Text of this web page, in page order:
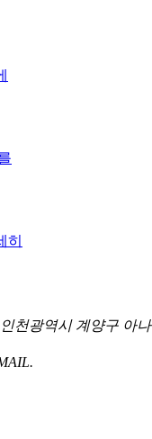
히
천광역시 계양구 아나